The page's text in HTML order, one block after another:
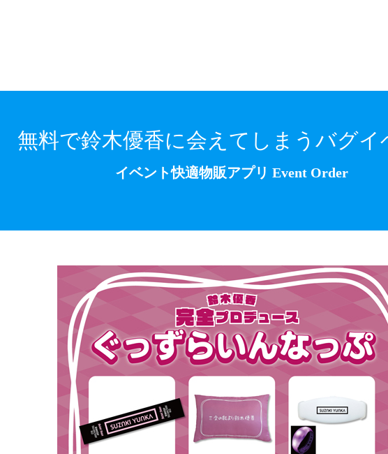
無料で鈴木優香に会えてしまうバグイ
イベント快適物販アプリ Event Order